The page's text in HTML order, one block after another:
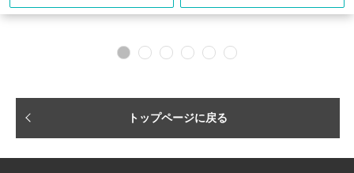
トップページに戻る